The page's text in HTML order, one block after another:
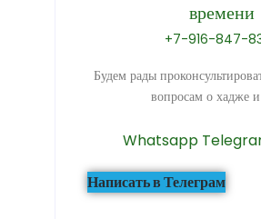
времени
+7-916-847-
Будем рады
вопросам о хадже
Whatsapp
Написать в Телеграм